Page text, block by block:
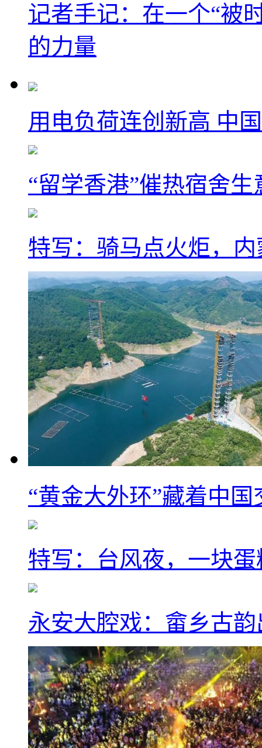
记者手记：在一个“被
的力量
用电负荷连创新高 中
“留学香港”催热宿舍
特写：骑马点火炬，
“黄金大外环”藏着中
特写：台风夜，一块
永安大腔戏：畲乡古